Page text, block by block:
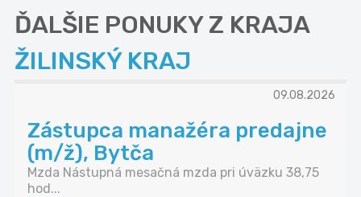
ĎALŠIE PONUKY Z KRAJA
ŽILINSKÝ KRAJ
09.08.2026
Zástupca manažéra predajne
(m/ž), Bytča
Mzda Nástupná mesačná mzda pri úväzku 38,75
hod...